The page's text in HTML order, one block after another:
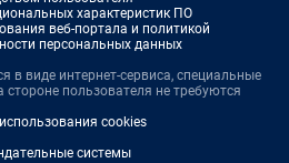
характеристик ПО
веб-портала и политикой
персональных данных
в виде интернет-сервиса, специальные
стороне пользователя не требуются
cookies
системы